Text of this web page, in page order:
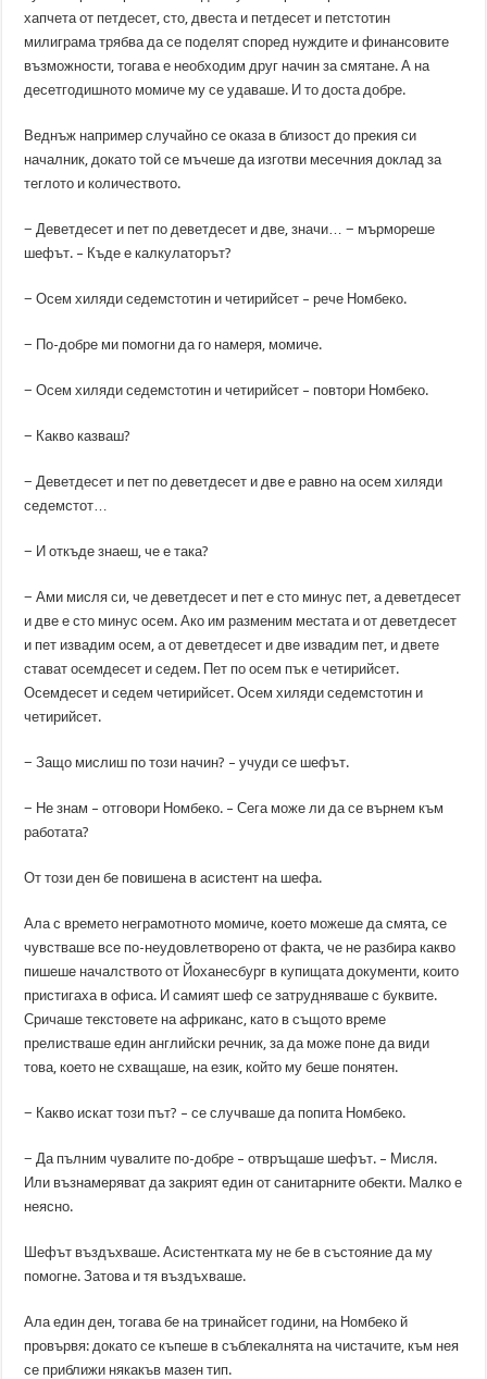
хапчета от петдесет, сто, двеста и петдесет и петстотин
милиграма трябва да се поделят според нуждите и финансовите
възможности, тогава е необходим друг начин за смятане. А на
десетгодишното момиче му се удаваше. И то доста добре.
Веднъж например случайно се оказа в близост до прекия си
началник, докато той се мъчеше да изготви месечния доклад за
теглото и количеството.
− Деветдесет и пет по деветдесет и две, значи… − мърмореше
шефът. – Къде е калкулаторът?
− Осем хиляди седемстотин и четирийсет – рече Номбеко.
− По-добре ми помогни да го намеря, момиче.
− Осем хиляди седемстотин и четирийсет – повтори Номбеко.
− Какво казваш?
− Деветдесет и пет по деветдесет и две е равно на осем хиляди
седемстот…
− И откъде знаеш, че е така?
− Ами мисля си, че деветдесет и пет е сто минус пет, а деветдесет
и две е сто минус осем. Ако им разменим местата и от деветдесет
и пет извадим осем, а от деветдесет и две извадим пет, и двете
стават осемдесет и седем. Пет по осем пък е четирийсет.
Осемдесет и седем четирийсет. Осем хиляди седемстотин и
четирийсет.
− Защо мислиш по този начин? – учуди се шефът.
− Не знам – отговори Номбеко. – Сега може ли да се върнем към
работата?
От този ден бе повишена в асистент на шефа.
Ала с времето неграмотното момиче, което можеше да смята, се
чувстваше все по-неудовлетворено от факта, че не разбира какво
пишеше началството от Йоханесбург в купищата документи, които
пристигаха в офиса. И самият шеф се затрудняваше с буквите.
Сричаше текстовете на африканс, като в същото време
прелистваше един английски речник, за да може поне да види
това, което не схващаше, на език, който му беше понятен.
− Какво искат този път? – се случваше да попита Номбеко.
− Да пълним чувалите по-добре – отвръщаше шефът. – Мисля.
Или възнамеряват да закрият един от санитарните обекти. Малко е
неясно.
Шефът въздъхваше. Асистентката му не бе в състояние да му
помогне. Затова и тя въздъхваше.
Ала един ден, тогава бе на тринайсет години, на Номбеко й
провървя: докато се къпеше в съблекалнята на чистачите, към нея
се приближи някакъв мазен тип.